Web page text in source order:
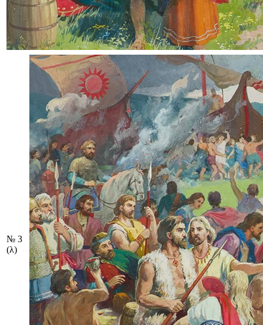
№ 3
(λ)